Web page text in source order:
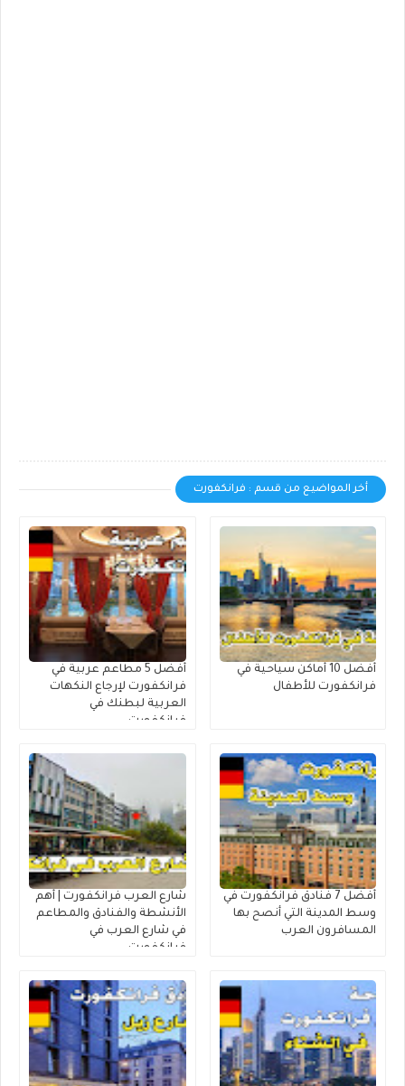
أخر المواضيع من قسم : فرانكفورت
أفضل 10 أماكن سياحية في
فرانكفورت للأطفال
أفضل 5 مطاعم عربية في
فرانكفورت لإرجاع النكهات
العربية لبطنك في
فرانكفورت
أفضل 7 فنادق فرانكفورت في
وسط المدينة التي أنصح بها
المسافرون العرب
شارع العرب فرانكفورت | أهم
الأنشطة والفنادق والمطاعم
في شارع العرب في
فرانكفورت